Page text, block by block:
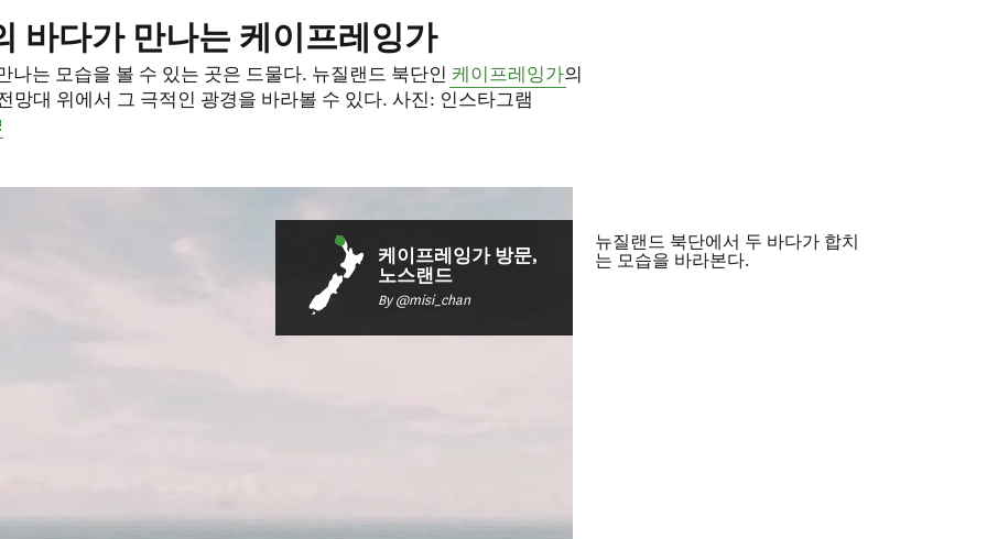
바다가 만나는 케이프레잉가
나는 모습을 볼 수 있는 곳은 드물다. 뉴질랜드 북단인 케이프레잉가의
망대 위에서 그 극적인 광경을 바라볼 수 있다. 사진: 인스타그램
in new window)
케이프레잉가 방문,
노스랜드
By @misi_chan
뉴질랜드 북단에서 두 바다가 합치
는 모습을 바라본다.